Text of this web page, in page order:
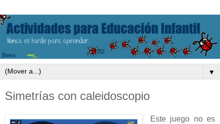
▼
Simetrías con caleidoscopio
Este juego no es